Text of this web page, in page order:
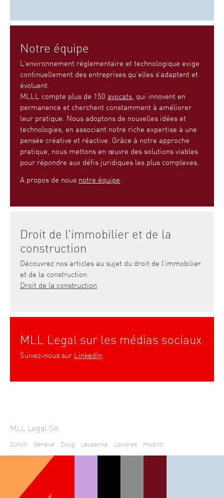
Notre équipe
L’environnement réglementaire et technologique exige
continuellement des entreprises qu’elles s’adaptent et
évoluent.
MLLL compte plus de 150 avocats, qui innovent en
permanence et cherchent constamment à améliorer
leur pratique. Nous adoptons de nouvelles idées et
technologies, en associant notre riche expertise à une
pensée créative et réactive. Grâce à notre approche
pratique, nous mettons en œuvre des solutions viables
pour répondre aux défis juridiques les plus complexes.
A propos de nous notre équipe.
Droit de l’immobilier et de la
construction
Découvrez nos articles au sujet du droit de l’immobilier
et de la construction.
Droit de la construction
MLL Legal sur les médias sociaux
Suivez-nous sur LinkedIn
MLL Legal SA
Zurich Genève Zoug Lausanne Londres Madrid